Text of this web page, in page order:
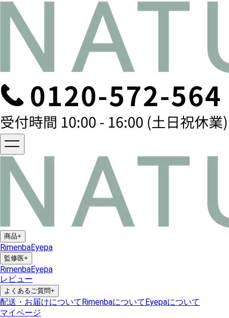
商品+
RimenbaEyepa
監修医+
RimenbaEyepa
レビュー
よくあるご質問+
配送・お届けについてRimenbaについてEyepaについて
マイページ